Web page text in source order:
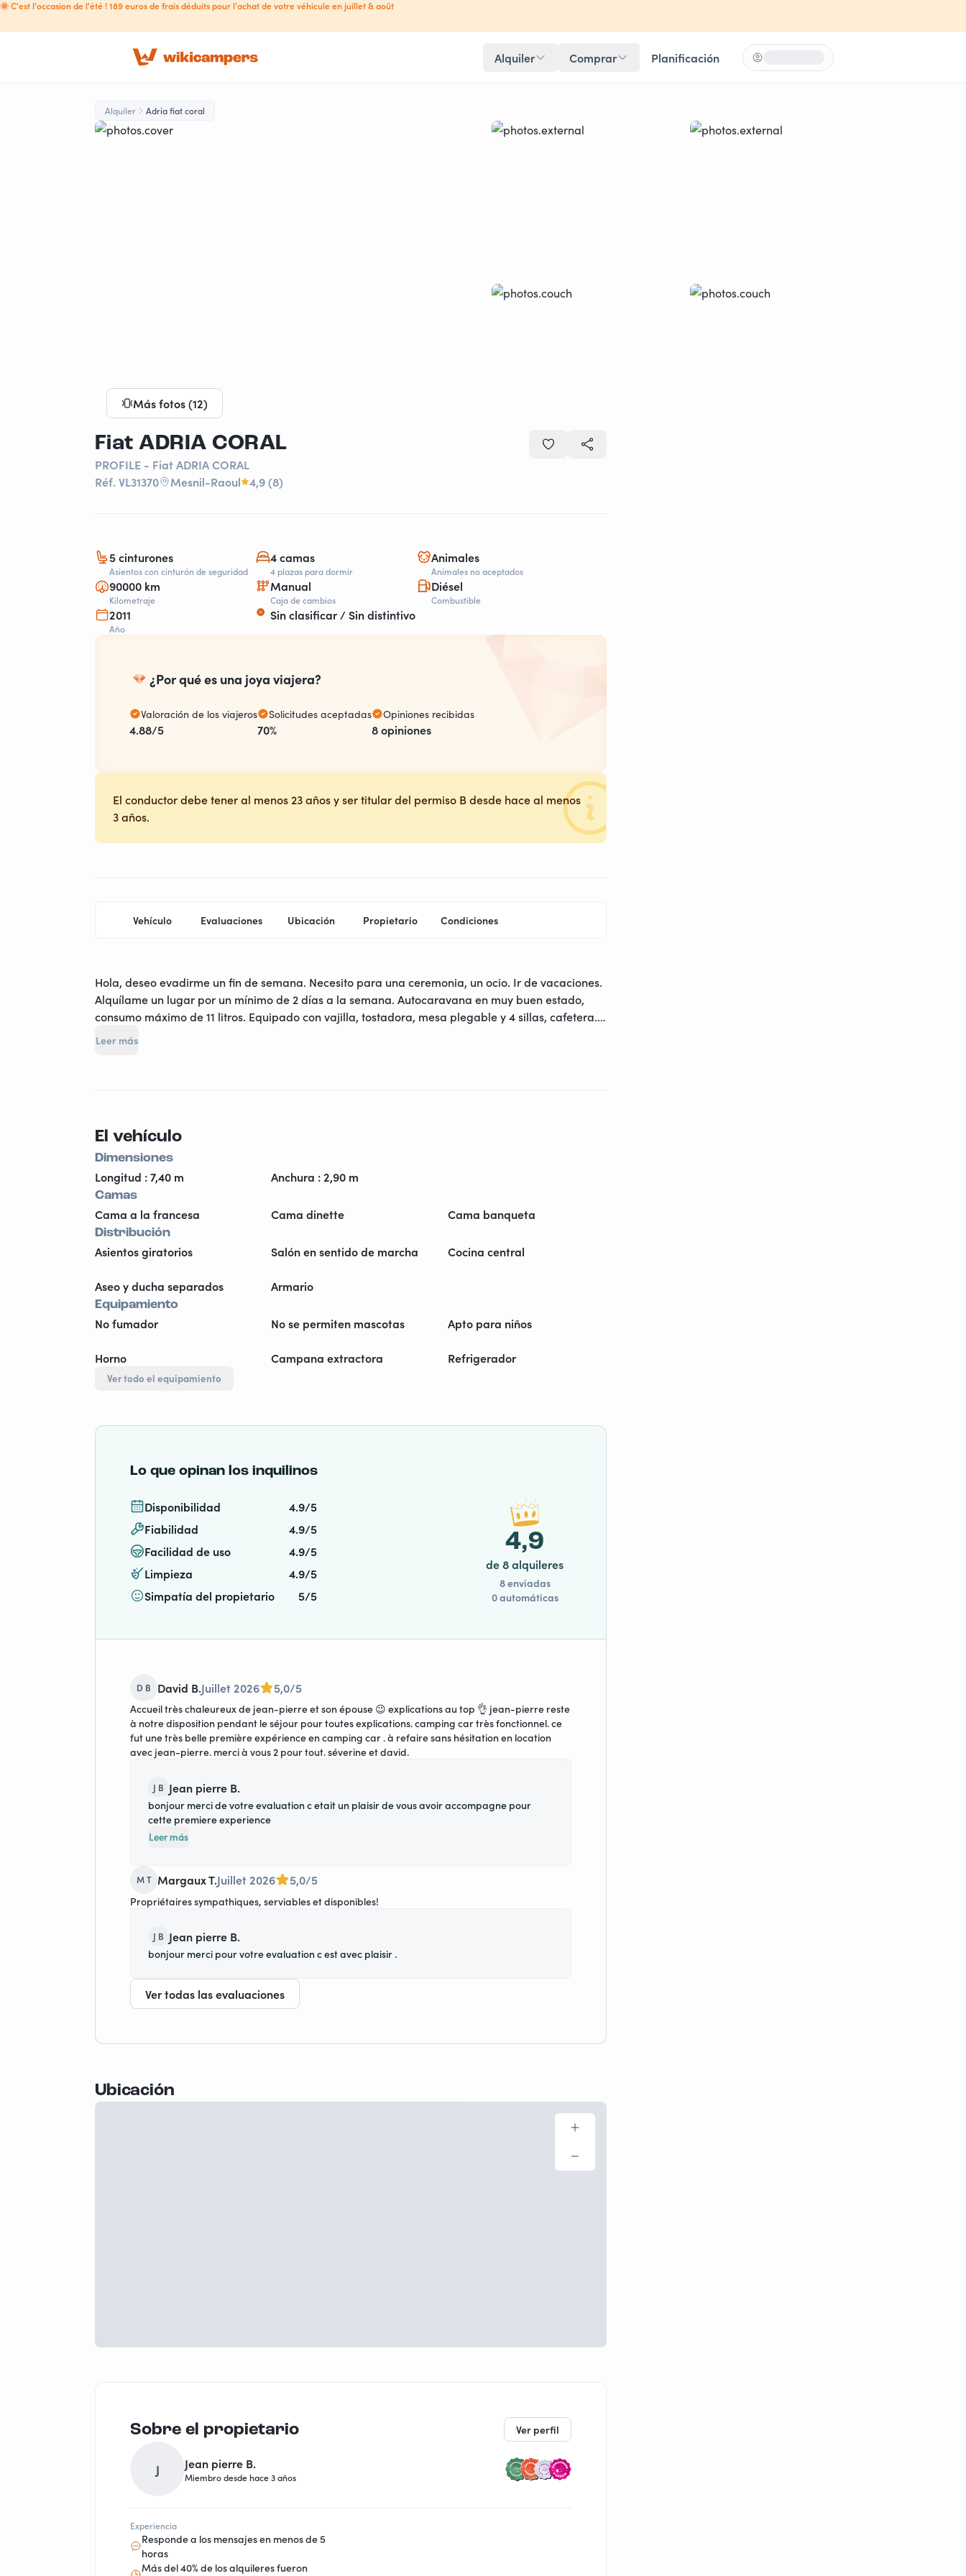
🌞 C'est l'occasion de l'été ! 189 euros de frais déduits pour l'achat de votre véhicule en juillet & août
Alquiler Comprar Planificación Loading...
Alquiler Adria fiat coral
Más fotos (12)
Fiat ADRIA CORAL
PROFILE - Fiat ADRIA CORAL
Réf. VL31370
Mesnil-Raoul 4,9 (8)
5 cinturones
Asientos con cinturón de seguridad
4 camas
4 plazas para dormir
Animales
Animales no aceptados
90000 km
Kilometraje
Manual
Caja de cambios
Diésel
Combustible
2011
Año
Sin clasificar / Sin distintivo
¿Por qué es una joya viajera?
Valoración de los viajeros
4.88/5
Solicitudes aceptadas
70%
Opiniones recibidas
8 opiniones
El conductor debe tener al menos 23 años y ser titular del permiso B desde hace al menos
3 años.
Vehículo Evaluaciones Ubicación Propietario Condiciones
Hola, deseo evadirme un fin de semana. Necesito para una ceremonia, un ocio. Ir de vacaciones.
Alquílame un lugar por un mínimo de 2 días a la semana. Autocaravana en muy buen estado,
consumo máximo de 11 litros. Equipado con vajilla, tostadora, mesa plegable y 4 sillas, cafetera.
Sábanas y nórdico no incluidos. Suscrito a France Passion 2023, posibilidades de alquilar un
Leer más
El vehículo
Dimensiones
Longitud : 7,40 m Anchura : 2,90 m
Camas
Cama a la francesa Cama dinette Cama banqueta
Distribución
Asientos giratorios Salón en sentido de marcha Cocina central
Aseo y ducha separados Armario
Equipamiento
No fumador No se permiten mascotas Apto para niños
Horno Campana extractora Refrigerador
Ver todo el equipamiento
Lo que opinan los inquilinos
Disponibilidad
4.9/5
Fiabilidad
4.9/5
Facilidad de uso
4.9/5
Limpieza
4.9/5
Simpatía del propietario
5/5
4,9
de 8 alquileres
8 enviadas
0 automáticas
D B David B.Juillet 2026 5,0/5
Accueil très chaleureux de jean-pierre et son épouse 😉 explications au top 👌 jean-pierre reste
à notre disposition pendant le séjour pour toutes explications. camping car très fonctionnel. ce
fut une très belle première expérience en camping car . à refaire sans hésitation en location
avec jean-pierre. merci à vous 2 pour tout. séverine et david.
J B Jean pierre B.
bonjour merci de votre evaluation c etait un plaisir de vous avoir accompagne pour
cette premiere experience
Leer más
M T Margaux T.Juillet 2026 5,0/5
Propriétaires sympathiques, serviables et disponibles!
J B Jean pierre B.
bonjour merci pour votre evaluation c est avec plaisir .
Ver todas las evaluaciones
Ubicación
Sobre el propietario Ver perfil
J Jean pierre B.
Miembro desde hace 3 años
Experiencia
Responde a los mensajes en menos de 5
horas
Más del 40% de los alquileres fueron